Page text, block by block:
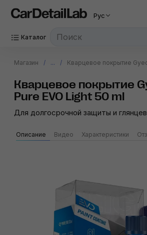
Рус
Каталог
Магазин ...
Кварцевое покрытие
Pure EVO Light 50 ml
Для долгосрочной защиты и
Описание Видео Характеристики